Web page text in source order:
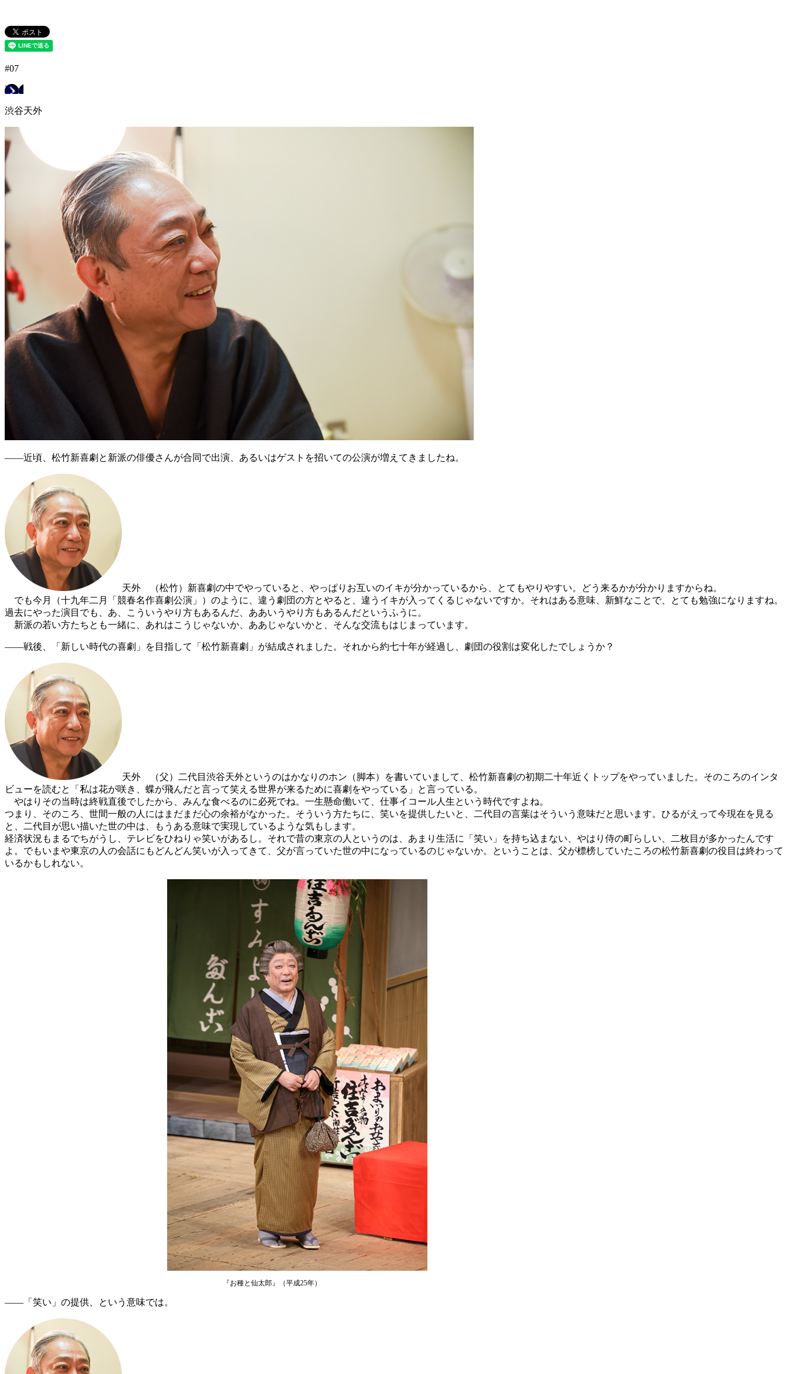
#07
次へ
渋谷天外
――近頃、松竹新喜劇と新派の俳優さんが合同で出演、あるいはゲストを招いての公演が増えてきましたね。
天外 （松竹）新喜劇の中でやっていると、やっぱりお互いのイキが分かっているから、とてもやりやすい。どう来るかが分かりますからね。
でも今月（十九年二月「競春名作喜劇公演」）のように、違う劇団の方とやると、違うイキが入ってくるじゃないですか。それはある意味、新鮮なことで、とても勉強になりますね。
過去にやった演目でも、あ、こういうやり方もあるんだ、ああいうやり方もあるんだというふうに。
新派の若い方たちとも一緒に、あれはこうじゃないか、ああじゃないかと、そんな交流もはじまっています。
――戦後、「新しい時代の喜劇」を目指して「松竹新喜劇」が結成されました。それから約七十年が経過し、劇団の役割は変化したでしょうか？
天外 （父）二代目渋谷天外というのはかなりのホン（脚本）を書いていまして、松竹新喜劇の初期二十年近くトップをやっていました。そのころのインタ
ビューを読むと「私は花が咲き、蝶が飛んだと言って笑える世界が来るために喜劇をやっている」と言っている。
やはりその当時は終戦直後でしたから、みんな食べるのに必死でね。一生懸命働いて、仕事イコール人生という時代ですよね。
つまり、そのころ、世間一般の人にはまだまだ心の余裕がなかった。そういう方たちに、笑いを提供したいと、二代目の言葉はそういう意味だと思います。ひるがえって今現在を見る
と、二代目が思い描いた世の中は、もうある意味で実現しているような気もします。
経済状況もまるでちがうし、テレビをひねりゃ笑いがあるし。それで昔の東京の人というのは、あまり生活に「笑い」を持ち込まない、やはり侍の町らしい、二枚目が多かったんです
よ。でもいまや東京の人の会話にもどんどん笑いが入ってきて、父が言っていた世の中になっているのじゃないか。ということは、父が標榜していたころの松竹新喜劇の役目は終わって
いるかもしれない。
『お種と仙太郎』（平成25年）
――「笑い」の提供、という意味では。